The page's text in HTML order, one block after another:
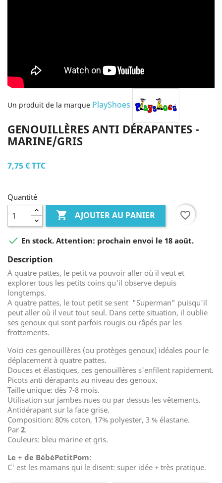
Un produit de la marque PlayShoes
GENOUILLÈRES ANTI DÉRAPANTES -
MARINE/GRIS
7,75 €TTC
Quantité
 AJOUTER AU PANIER favorite_border
 En stock. Attention: prochain envoi le 18 août.
Description
A quatre pattes, le petit va pouvoir aller où il veut et
explorer tous les petits coins qu'il observe depuis
longtemps.
A quatre pattes, le tout petit se sent "Superman" puisqu'il
peut aller où il veut tout seul. Dans cette situation, il oublie
ses genoux qui sont parfois rougis ou râpés par les
frottements.
Voici ces genouillères (ou protèges genoux) idéales pour le
déplacement à quatre pattes.
Douces et élastiques, ces genouillères s'enfilent rapidement.
Picots anti dérapants au niveau des genoux.
Taille unique: dès 7-8 mois.
Utilisation sur jambes nues ou par dessus les vêtements.
Antidérapant sur la face grise.
Composition: 80% coton, 17% polyester, 3 % élastane.
Par 2.
Couleurs: bleu marine et gris.
Le + de BébéPetitPom:
C' est les mamans qui le disent: super idée + très pratique.